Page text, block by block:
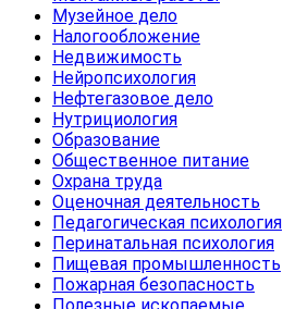
Музейное дело
Налогообложение
Недвижимость
Нейропсихология
Нефтегазовое дело
Нутрициология
Образование
Общественное питание
Охрана труда
Оценочная деятельность
Педагогическая психология
Перинатальная психология
Пищевая промышленность
Пожарная безопасность